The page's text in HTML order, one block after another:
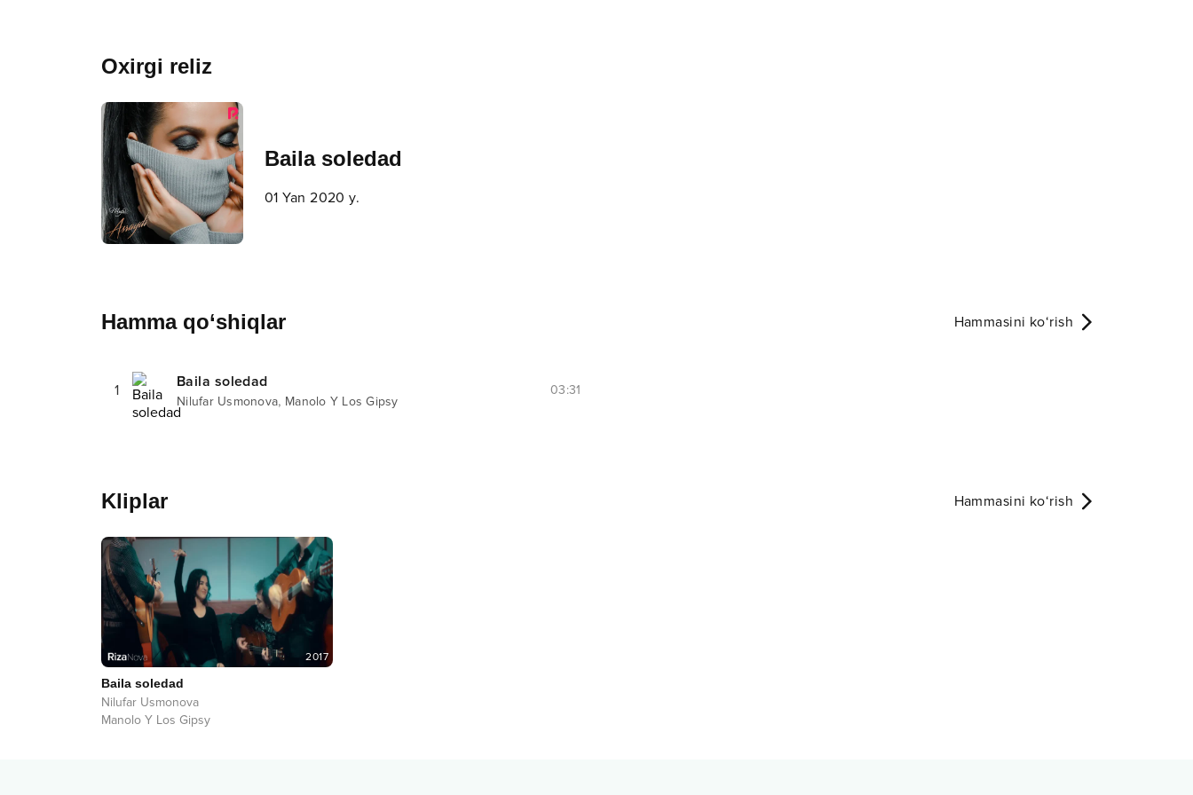
Oxirgi reliz
Baila soledad
01 Yan 2020 y.
Hamma qo‘shiqlar Hammasini ko‘rish
1 Baila soledad
Nilufar Usmonova, Manolo Y Los Gipsy
03:31
Kliplar Hammasini ko‘rish
2017
Baila soledad
Nilufar Usmonova
Manolo Y Los Gipsy